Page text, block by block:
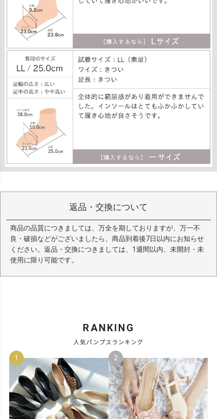
返品・交換について
商品の品質につきましては、万全を期しておりますが、万一不
良・破損などがございましたら、商品到着後7日以内にお知らせ
ください。返品・交換につきましては、1週間以内、未開封・未
使用に限り可能です。
RANKING
人気パンプスランキング